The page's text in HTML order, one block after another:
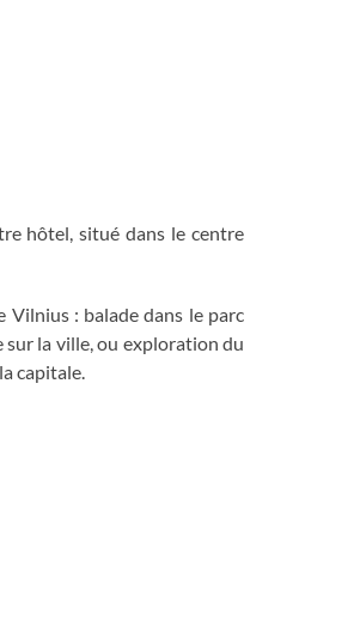
hôtel, situé dans le centre
Vilnius : balade dans le parc
sur la ville, ou exploration du
capitale.